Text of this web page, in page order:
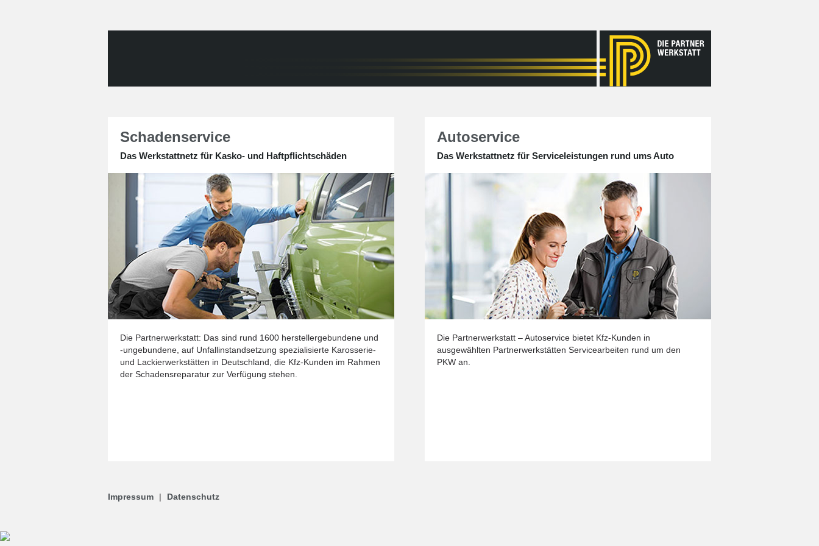
Schadenservice
Das Werkstattnetz für Kasko- und Haftpflichtschäden
Die Partnerwerkstatt: Das sind rund 1600 herstellergebundene und
-ungebundene, auf Unfallinstandsetzung spezialisierte Karosserie-
und Lackierwerkstätten in Deutschland, die Kfz-Kunden im Rahmen
der Schadensreparatur zur Verfügung stehen.
Autoservice
Das Werkstattnetz für Serviceleistungen rund ums Auto
Die Partnerwerkstatt – Autoservice bietet Kfz-Kunden in
ausgewählten Partnerwerkstätten Servicearbeiten rund um den
PKW an.
Impressum | Datenschutz